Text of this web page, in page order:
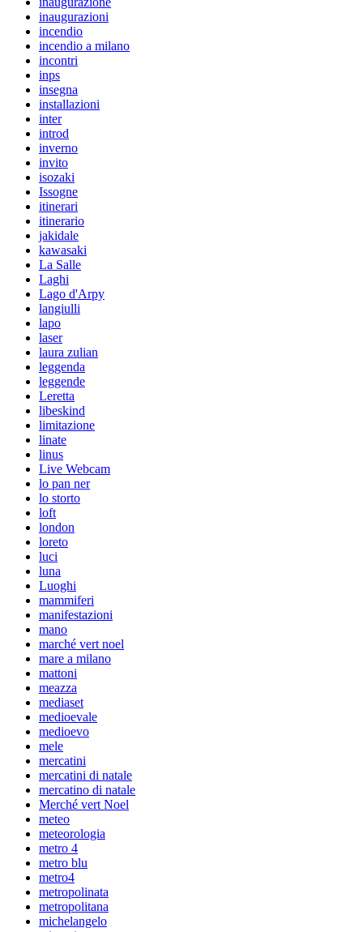
inaugurazioni
incendio
incendio a milano
incontri
inps
insegna
installazioni
inter
introd
inverno
invito
isozaki
Issogne
itinerari
itinerario
jakidale
kawasaki
La Salle
Laghi
Lago d'Arpy
langiulli
lapo
laser
laura zulian
leggenda
leggende
Leretta
libeskind
limitazione
linate
linus
Live Webcam
lo pan ner
lo storto
loft
london
loreto
luci
luna
Luoghi
mammiferi
manifestazioni
mano
marché vert noel
mare a milano
mattoni
meazza
mediaset
medioevale
medioevo
mele
mercatini
mercatini di natale
mercatino di natale
Merché vert Noel
meteo
meteorologia
metro 4
metro blu
metro4
metropolinata
metropolitana
michelangelo